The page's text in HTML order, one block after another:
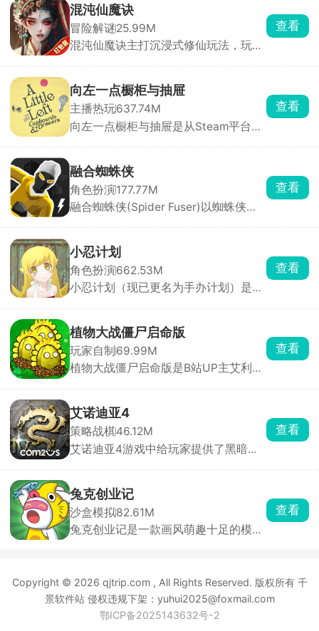
我独自升级崛起国际服
角色扮演147.48M
我独自升级崛起国际服游戏的打击感非
遇到了各种各样的敌人和困难，面对强
大的怪兽和恶劣的环境，在一些模式里
面还能进行换角色的连招，操纵喜爱的
角色冒险战斗，不断提升战斗力。
查看
混沌仙魔诀
冒险解谜25.99M
混沌仙魔诀主打沉浸式修仙玩法，玩家
顶级修为。多职业自由选择，技能招式
各具特色，搭配神兵利器轻松斩杀魔
兽，畅享酣畅淋漓的战斗快感。
查看
向左一点橱柜与抽屉
主播热玩637.74M
向左一点橱柜与抽屉是从Steam平台移
暗格储物柜为主要场景，玩家需要通过
拖拽、旋转、堆叠与分类，将餐具、文
具、工具、首饰等杂物逐一归位，整理
出令人极度舒适的整齐画面。
查看
融合蜘蛛侠
角色扮演177.77M
融合蜘蛛侠(Spider Fuser)以蜘蛛侠为
身蜘蛛融合者，拥有发射蛛丝、攀爬跳
跃、粘墙疾驰等全方位蜘蛛能力，在城
市中自由穿梭于不同时空。你可以行侠
仗义打击罪犯，也可以开直播展示英雄
查看
小忍计划
角色扮演662.53M
小忍计划（现已更名为手办计划）是一
少女小忍刻画得生动形象，多样的地图
场景搭配随场景变化的音效，带来别具
一格的体验。它集养成、互动和冒险于
一体，操作简单易上手，打破传统恋爱
迅速升温，体验甜蜜恋爱。游戏还有独
特的服装系统，玩家可随心为小忍搭配
穿着，甚至亲手设计独一无二的华丽衣
服。在这里，你能沉浸式感受与虚拟角
查看
植物大战僵尸启命版
玩家自制69.99M
植物大战僵尸启命版是B站UP主艾利斯
日葵等特色植物与僵尸。游戏不仅保留
了抵御僵尸的核心玩法，更通过多样关
卡地图、新增的铲子与推车机制，极大
提升了策略性与操作性。推车可移动已
查看
艾诺迪亚4
策略战棋46.12M
艾诺迪亚4游戏中给玩家提供了黑暗骑
卡和地下城冒险‌。游戏背景为艾诺迪亚
中两个势力的斗争故事，玩家将见证它
们的结局。
查看
沙盒模拟82.61M
兔克创业记是一款画风萌趣十足的模拟
经营佳作，以工厂流水线的组织管理为
查看